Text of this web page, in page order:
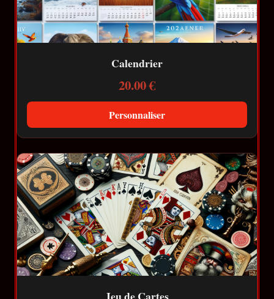
Calendrier
20.00 €
Personnaliser